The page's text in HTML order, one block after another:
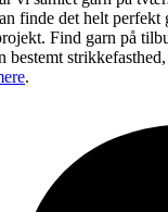
finde det helt
Find garn på
bestemt
.